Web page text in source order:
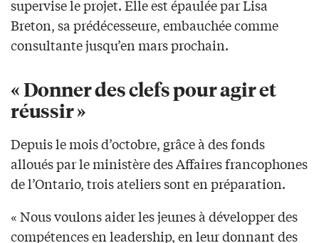
supervise le projet. Elle est épaulée par Lisa
Breton, sa prédécesseure, embauchée comme
consultante jusqu’en mars prochain.
« Donner des clefs pour agir et
réussir »
Depuis le mois d’octobre, grâce à des fonds
alloués par le ministère des Affaires francophones
de l’Ontario, trois ateliers sont en préparation.
« Nous voulons aider les jeunes à développer des
compétences en leadership, en leur donnant des